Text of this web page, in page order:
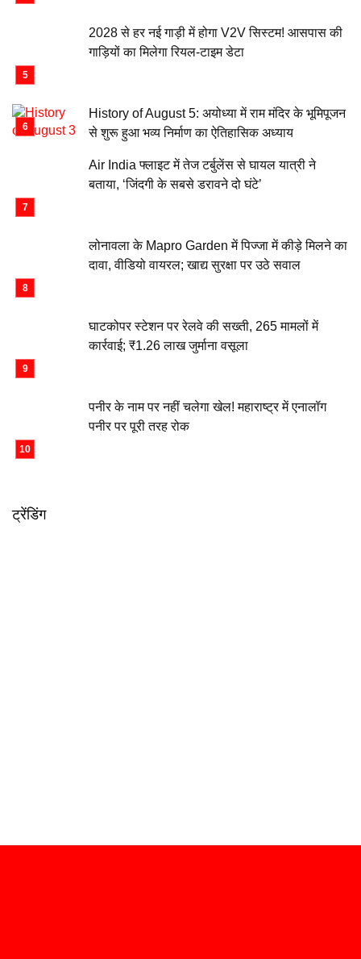
2028 से हर नई गाड़ी में होगा V2V सिस्टम! आसपास की
गाड़ियों का मिलेगा रियल-टाइम डेटा
History of August 5: अयोध्या में राम मंदिर के भूमिपूजन
से शुरू हुआ भव्य निर्माण का ऐतिहासिक अध्याय
Air India फ्लाइट में तेज टर्बुलेंस से घायल यात्री ने
बताया, ‘जिंदगी के सबसे डरावने दो घंटे’
लोनावला के Mapro Garden में पिज्जा में कीड़े मिलने का
दावा, वीडियो वायरल; खाद्य सुरक्षा पर उठे सवाल
घाटकोपर स्टेशन पर रेलवे की सख्ती, 265 मामलों में
कार्रवाई; ₹1.26 लाख जुर्माना वसूला
पनीर के नाम पर नहीं चलेगा खेल! महाराष्ट्र में एनालॉग
पनीर पर पूरी तरह रोक
ट्रेंडिंग